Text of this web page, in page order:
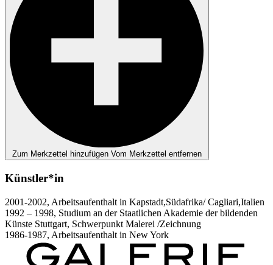
Zum Merkzettel hinzufügen Vom Merkzettel entfernen
Künstler*in
2001-2002, Arbeitsaufenthalt in Kapstadt,Südafrika/ Cagliari,Italien
1992 – 1998, Studium an der Staatlichen Akademie der bildenden
Künste Stuttgart, Schwerpunkt Malerei /Zeichnung
1986-1987, Arbeitsaufenthalt in New York